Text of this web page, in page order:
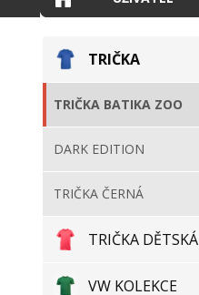
TRIČKA
TRIČKA BATIKA ZOO
DARK EDITION
TRIČKA ČERNÁ
TRIČKA DĚTSKÁ
VW KOLEKCE